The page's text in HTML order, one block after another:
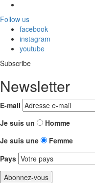
Follow us
facebook
instagram
youtube
Subscribe
Newsletter
E-mail
Je suis un
Homme
Je suis une
Femme
Pays